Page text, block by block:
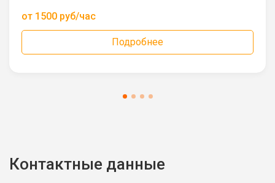
от 1500 руб/час
Подробнее
Контактные данные